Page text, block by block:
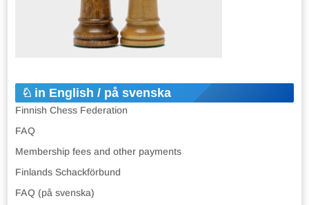
in English / på svenska
Finnish Chess Federation
FAQ
Membership fees and other payments
Finlands Schackförbund
FAQ (på svenska)